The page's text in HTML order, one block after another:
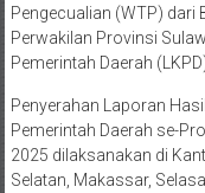
Pengecualian (WTP) dari
Perwakilan Provinsi
Pemerintah Daerah
Penyerahan Laporan
Pemerintah Daerah se-
2025 dilaksanakan di
Selatan, Makassar,